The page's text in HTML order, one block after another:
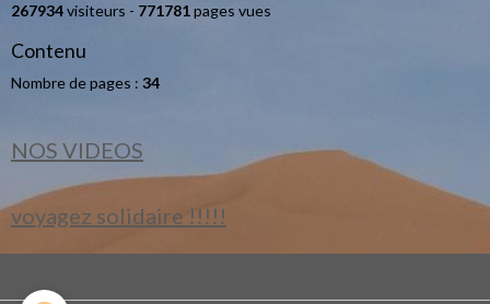
267934visiteurs - 771781pages vues
Contenu
Nombre de pages : 34
NOS VIDEOS
voyagez solidaire !!!!!